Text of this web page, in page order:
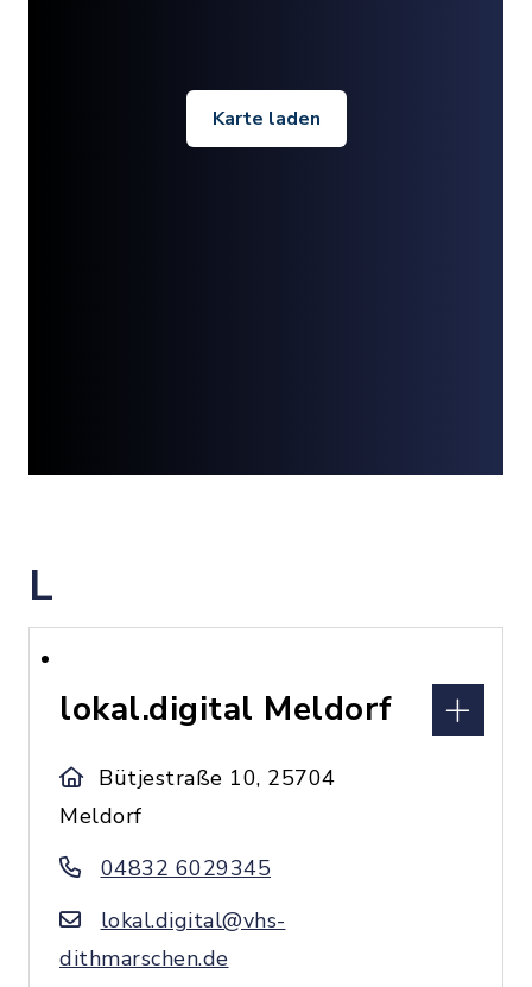
Karte laden
L
lokal.digital Meldorf
Bütjestraße 10, 25704
Meldorf
04832 6029345
lokal.digital@vhs-
dithmarschen.de